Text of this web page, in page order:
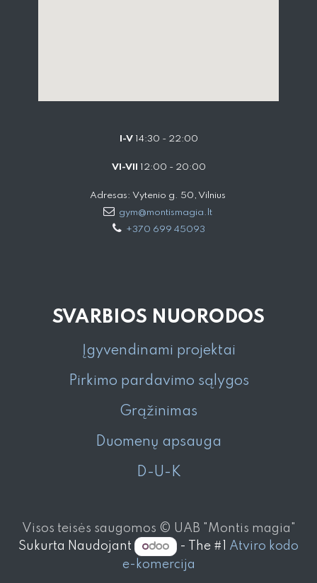
I-V14:30 - 22:00
VI-VII 12:00 - 20:00
Adresas: Vytenio g. 50, Vilnius
gym@montismagia.lt
+370 699 45093
SVARBIOS NUORODOS
Įgyvendinami projektai
Pirkimo pardavimo sąlygos
Grąžinimas
Duomenų apsauga
D-U-K
Visos teisės saugomos © UAB "Montis magia"
Sukurta Naudojant
- The #1 Atviro kodo
e-komercija